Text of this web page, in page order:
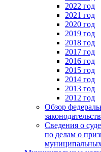
2022 год
2021 год
2020 год
2019 год
2018 год
2017 год
2016 год
2015 год
2014 год
2013 год
2012 год
Обзор
Сведения о
по делам о